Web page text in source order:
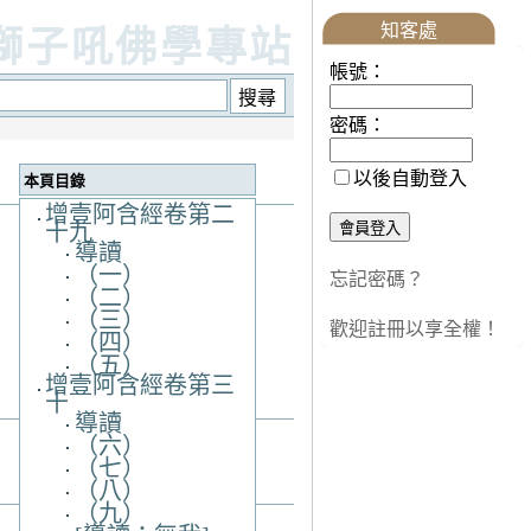
子吼佛學專站
本頁目錄
增壹阿含經卷第二
十九
導讀
（一）
（二）
（三）
（四）
（五）
增壹阿含經卷第三
十
導讀
（六）
（七）
（八）
（九）
知客處
帳號：
密碼：
以後自動登入
忘記密碼？
歡迎註冊以享全權！